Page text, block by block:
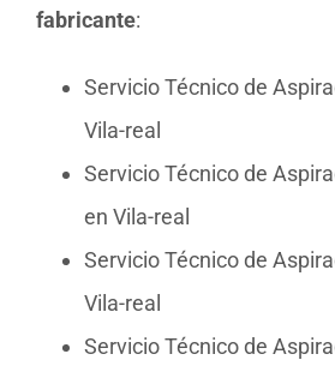
fabricante:
Servicio Técnico de
Vila-real
Servicio Técnico de
en Vila-real
Servicio Técnico de
Vila-real
Servicio Técnico de